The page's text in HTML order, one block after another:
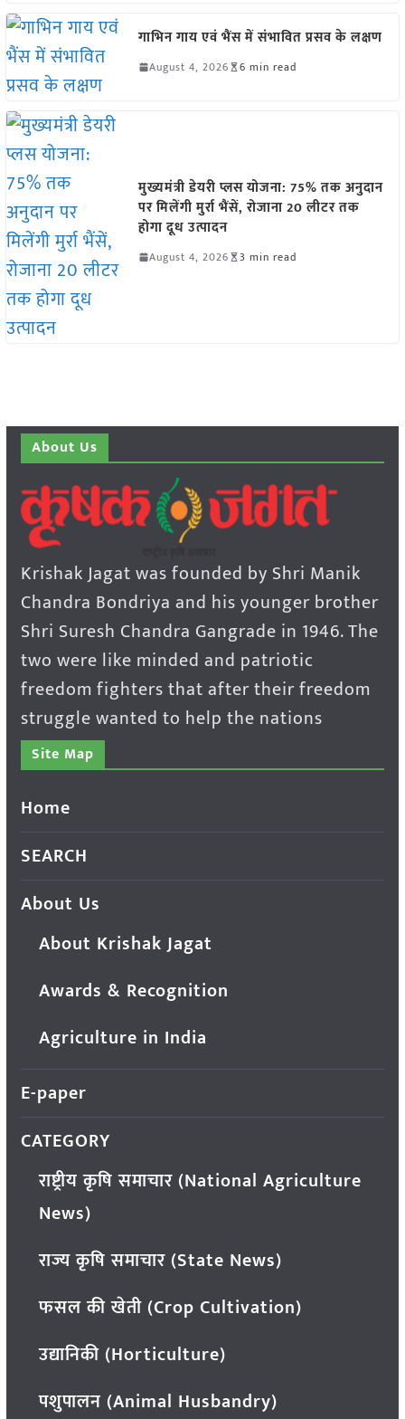
गाभिन गाय एवं भैंस में संभावित प्रसव के लक्षण
August 4, 2026 6 min read
मुख्यमंत्री डेयरी प्लस योजना: 75% तक अनुदान
पर मिलेंगी मुर्रा भैंसें, रोजाना 20 लीटर तक
होगा दूध उत्पादन
August 4, 2026 3 min read
About Us
Krishak Jagat was founded by Shri Manik
Chandra Bondriya and his younger brother
Shri Suresh Chandra Gangrade in 1946. The
two were like minded and patriotic
freedom fighters that after their freedom
struggle wanted to help the nations
Site Map
Home
SEARCH
About Us
About Krishak Jagat
Awards & Recognition
Agriculture in India
E-paper
CATEGORY
राष्ट्रीय कृषि समाचार (National Agriculture
News)
राज्य कृषि समाचार (State News)
फसल की खेती (Crop Cultivation)
उद्यानिकी (Horticulture)
पशुपालन (Animal Husbandry)